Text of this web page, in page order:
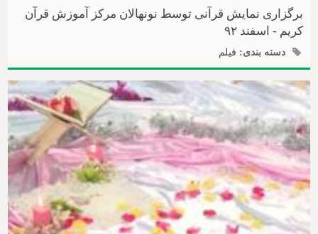
برگزاری نمایش قرآنی توسط نونهالان مرکز آموزش قرآن
کریم - اسفند ۹۲
دسته بندی: فیلم